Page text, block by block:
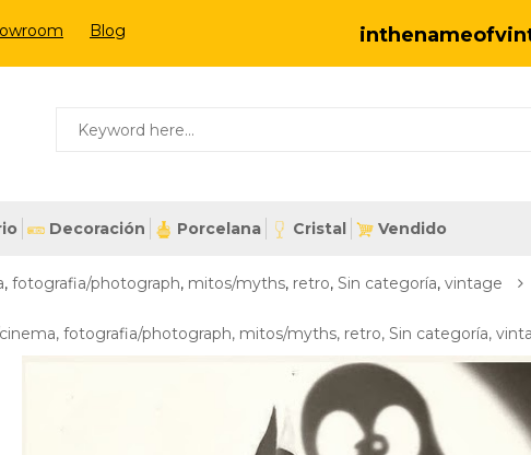
Blog
Decoración Porcelana Cristal Vendido
, fotografia/photograph, mitos/myths, retro, Sin categoría, vintage
, fotografia/photograph, mitos/myths, retro, Sin categoría,